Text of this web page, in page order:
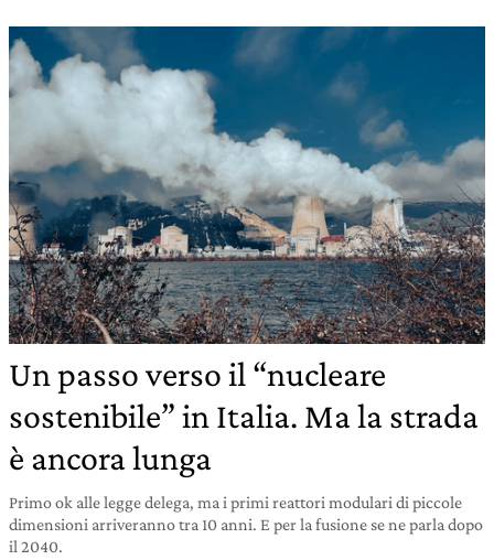
Un passo verso il “nucleare
sostenibile” in Italia. Ma la strada
è ancora lunga
Primo ok alle legge delega, ma i primi reattori modulari di piccole
dimensioni arriveranno tra 10 anni. E per la fusione se ne parla dopo
il 2040.